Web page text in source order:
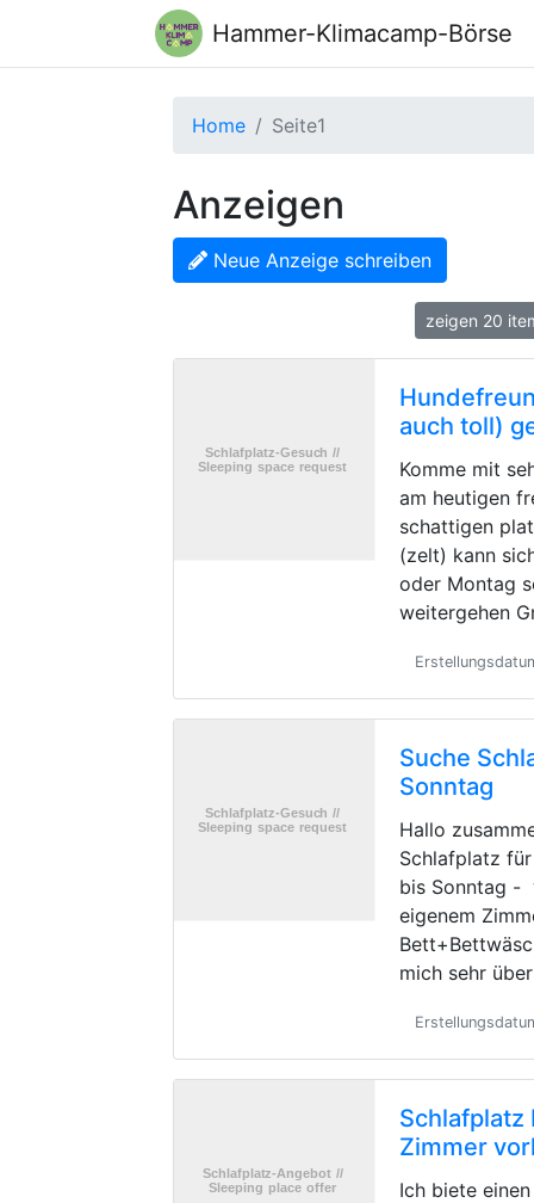
Hammer-Klimacamp-Börse
Home Seite1
Anzeigen
Neue Anzeige schreiben
zeigen 20
auch toll)
Komme mit
am heutigen
schattigen
(zelt) kann
oder Montag
weitergehen
Suche
Sonntag
Hallo
Schlafplatz
bis Sonntag -
eigenem
mich sehr
Schlafplatz
Zimmer
Ich biete